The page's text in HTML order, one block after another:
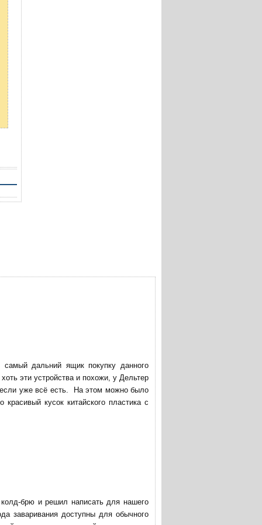
дальний ящик покупку данного
эти устройства и похожи, у Дельтер
если уже всё есть. На этом можно было
кусок китайского пластика с
брю и решил написать для нашего
заваривания доступны для обычного